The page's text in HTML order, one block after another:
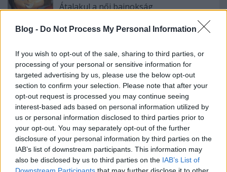
Blog - Do Not Process My Personal Information
If you wish to opt-out of the sale, sharing to third parties, or
processing of your personal or sensitive information for
targeted advertising by us, please use the below opt-out
section to confirm your selection. Please note that after your
opt-out request is processed you may continue seeing
interest-based ads based on personal information utilized by
us or personal information disclosed to third parties prior to
your opt-out. You may separately opt-out of the further
disclosure of your personal information by third parties on the
IAB’s list of downstream participants. This information may
also be disclosed by us to third parties on the IAB’s List of
Downstream Participants that may further disclose it to other
Átalakul a női bajnokság
Megint nyert a Vienna
Szólj hozzá!
A hozzászóláshoz be kell lépned!